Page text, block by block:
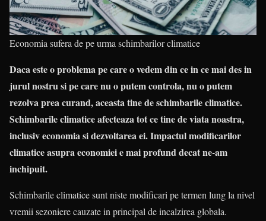
Economia sufera de pe urma schimbarilor climatice
Daca este o problema pe care o vedem din ce in ce mai des in
jurul nostru si pe care nu o putem controla, nu o putem
rezolva prea curand, aceasta tine de schimbarile climatice.
Schimbarile climatice afecteaza tot ce tine de viata noastra,
inclusiv economia si dezvoltarea ei. Impactul modificarilor
climatice asupra economiei e mai profund decat ne-am
inchipuit.
Schimbarile climatice sunt niste modificari pe termen lung la nivel
vremii sezoniere cauzate in principal de incalzirea globala.